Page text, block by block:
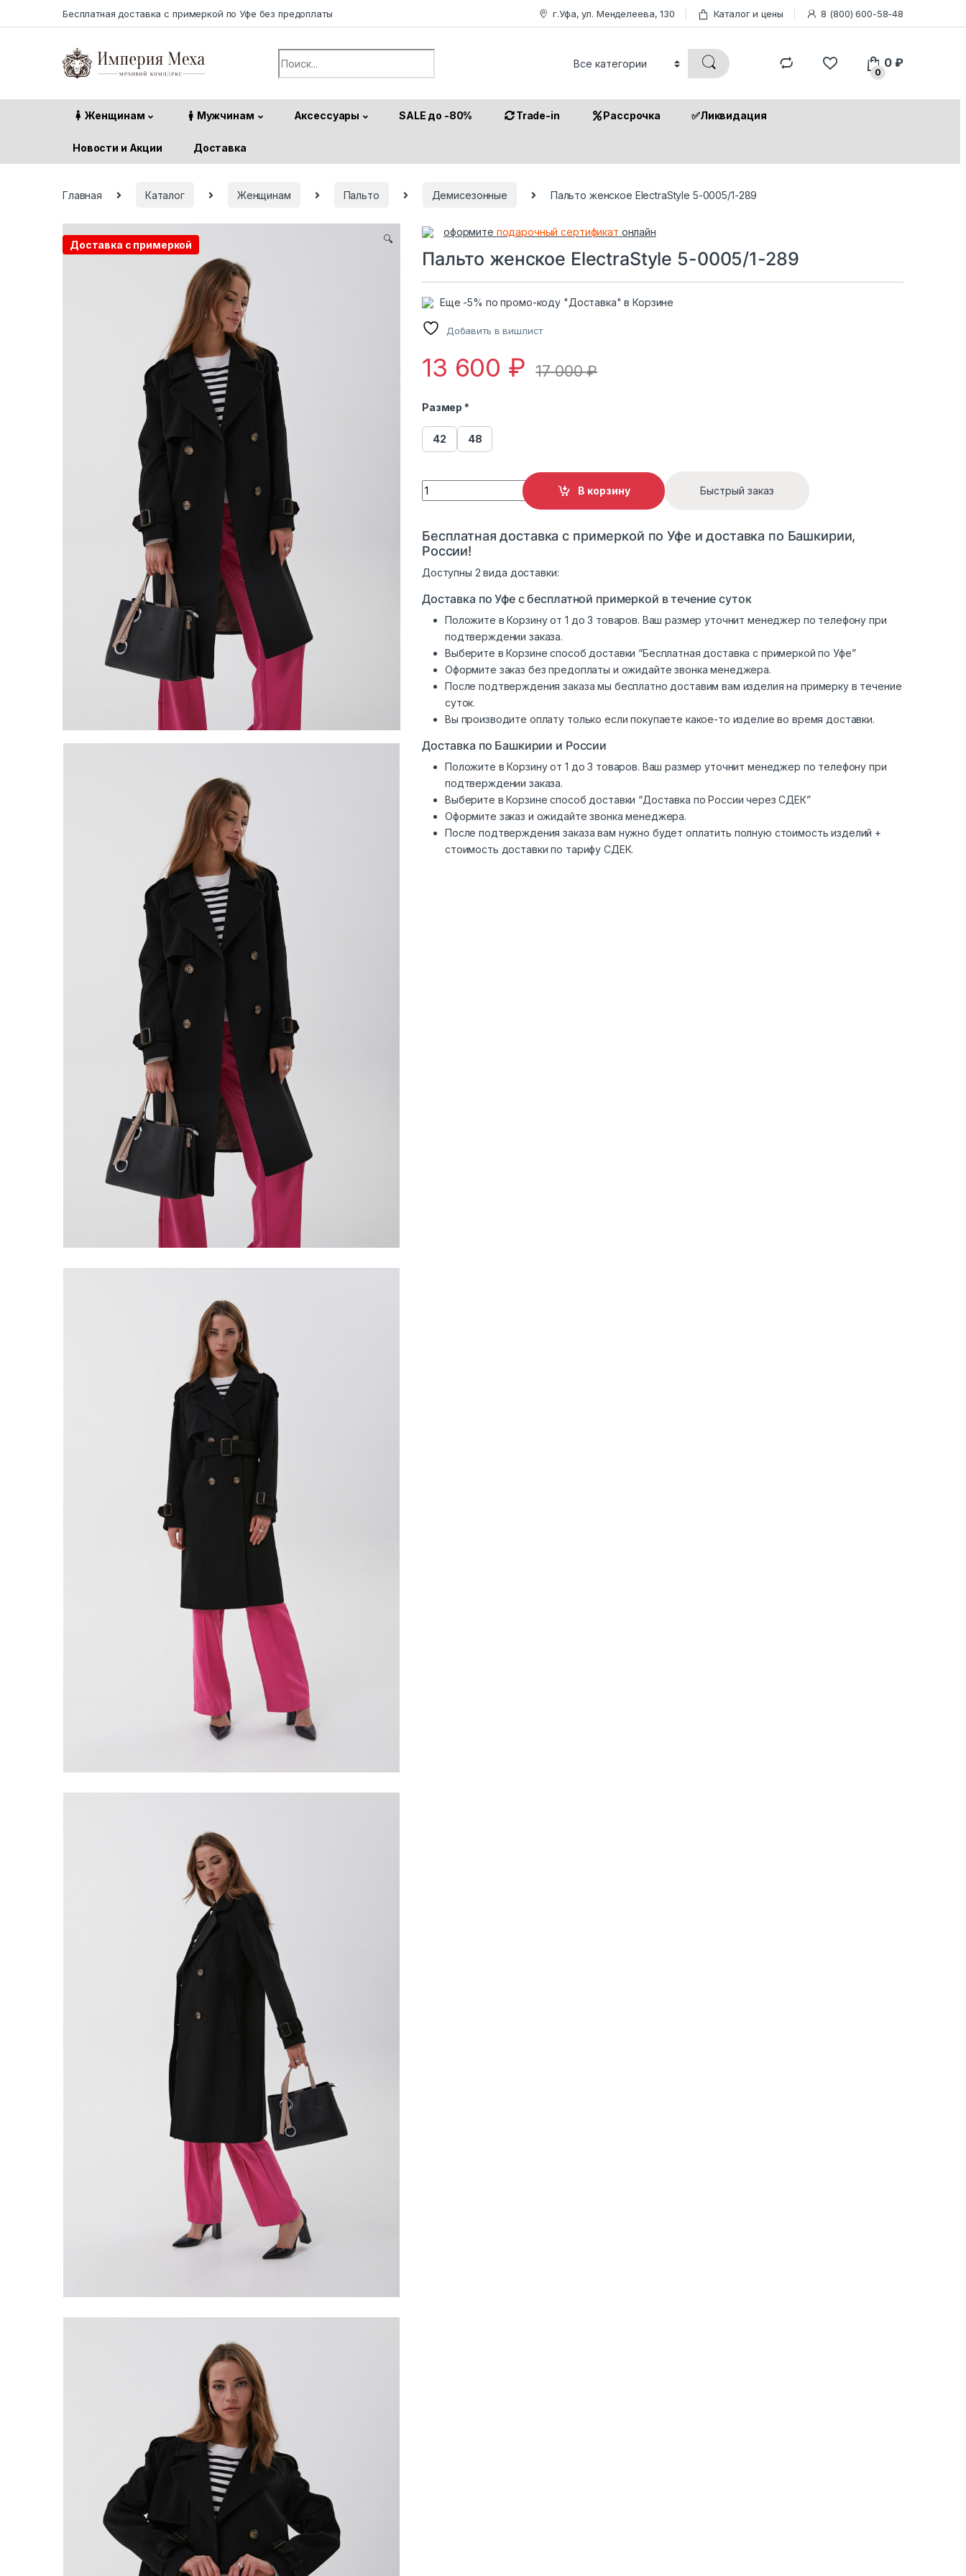
Бесплатная доставка с примеркой по Уфе без предоплаты г.Уфа, ул. Менделеева, 130 Каталог и цены 8 (800) 600-58-48
Search for:
0
0₽
Женщинам Мужчинам Аксессуары SALE до -80% Trade-in Рассрочка ✅Ликвидация
Новости и Акции Доставка
Главная Каталог Женщинам Пальто Демисезонные Пальто женское ElectraStyle 5-0005/1-289
Доставка с примеркой 🔍
оформите подарочный сертификат онлайн
Пальто женское ElectraStyle 5-0005/1-289
Еще -5% по промо-коду "Доставка" в Корзине
Добавить в вишлист
13 600 ₽ 17 000₽
Размер *
42 48
Пальто женское ElectraStyle 5-0005/1-289 quantity
В корзину Быстрый заказ
Бесплатная доставка с примеркой по Уфе и доставка по Башкирии,
России!
Доступны 2 вида доставки:
Доставка по Уфе с бесплатной примеркой в течение суток
Положите в Корзину от 1 до 3 товаров. Ваш размер уточнит менеджер по телефону при
подтверждении заказа.
Выберите в Корзине способ доставки “Бесплатная доставка с примеркой по Уфе”
Оформите заказ без предоплаты и ожидайте звонка менеджера.
После подтверждения заказа мы бесплатно доставим вам изделия на примерку в течение
суток.
Вы производите оплату только если покупаете какое-то изделие во время доставки.
Доставка по Башкирии и России
Положите в Корзину от 1 до 3 товаров. Ваш размер уточнит менеджер по телефону при
подтверждении заказа.
Выберите в Корзине способ доставки “Доставка по России через СДЕК”
Оформите заказ и ожидайте звонка менеджера.
После подтверждения заказа вам нужно будет оплатить полную стоимость изделий +
стоимость доставки по тарифу СДЕК.